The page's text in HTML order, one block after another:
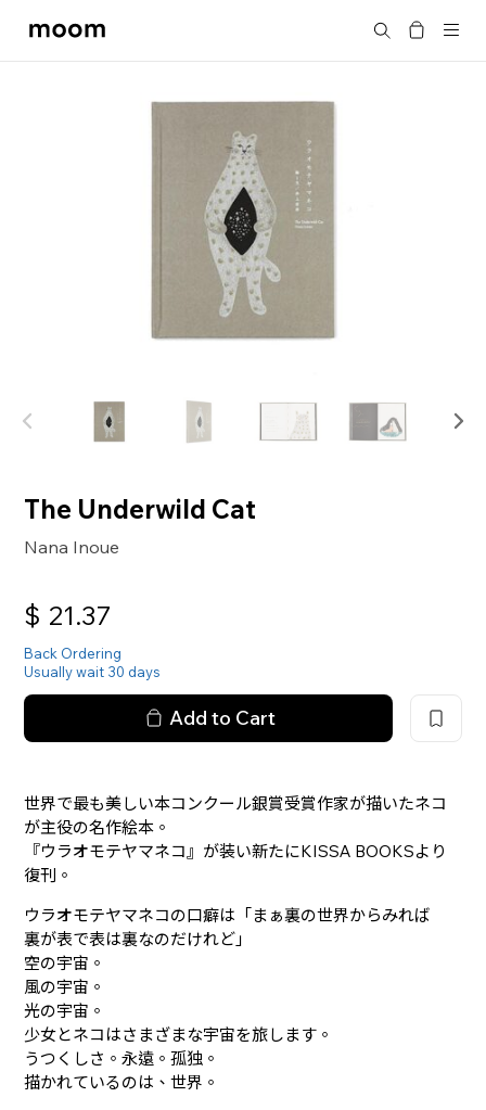
moom
Search
The Underwild Cat
Nana Inoue
$ 21.37
Back Ordering
Usually wait 30 days
Add to Cart
世界で最も美しい本コンクール銀賞受賞作家が描いたネコ
が主役の名作絵本。
『ウラオモテヤマネコ』が装い新たにKISSA BOOKSより
復刊。
ウラオモテヤマネコの口癖は「まぁ裏の世界からみれば
裏が表で表は裏なのだけれど」
空の宇宙。
風の宇宙。
光の宇宙。
少女とネコはさまざまな宇宙を旅します。
うつくしさ。永遠。孤独。
描かれているのは、世界。